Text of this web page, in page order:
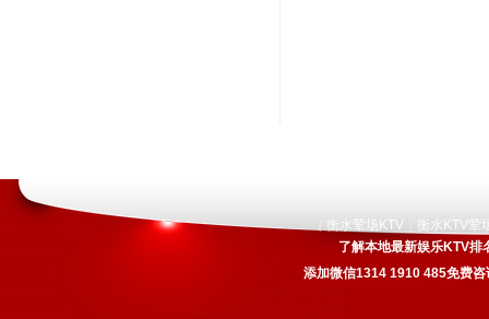
衡水荤场KTV
衡水KTV荤
了解本地最新娱乐KTV排
添加微信1314 1910 485免费